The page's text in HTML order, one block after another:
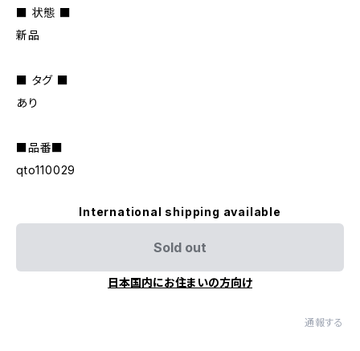
■ 状態 ■
新品
■ タグ ■
あり
■品番■
qto110029
International shipping available
Sold out
日本国内にお住まいの方向け
通報する